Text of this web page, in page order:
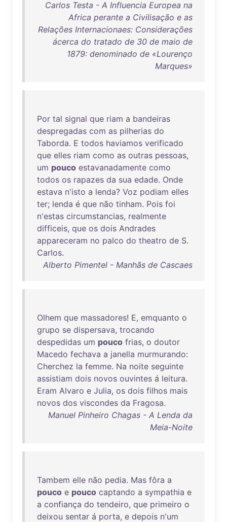
Carlos Testa - A Influencia Europea na
Africa perante a Civilisação e as
Relações Internacionaes: Considerações
ácerca do tratado de 30 de maio de
1879: denominado de «Lourenço
Marques»
Por tal signal que riam a bandeiras
despregadas com as pilherias do
Taborda. E todos haviamos verificado
que elles riam como as outras pessoas,
um pouco estavanadamente como
todos os rapazes da sua edade. Onde
estava n'isto a lenda? Voz podiam elles
ter; lenda é que não tinham. Pois foi
n'estas circumstancias, realmente
difficeis, que os dois Andrades
appareceram no palco do theatro de S.
Carlos.
Alberto Pimentel - Manhãs de Cascaes
Olhem que massadores! E, emquanto o
grupo se dispersava, trocando
despedidas um pouco frias, o doutor
Macedo fechava a janella murmurando:
Cherchez la femme. Na noite seguinte
assistiam dois novos ouvintes á leitura.
Eram Alvaro e Julia, os dois filhos mais
novos dos viscondes da Fragosa.
Manuel Pinheiro Chagas - A Lenda da
Meia-Noite
Tambem elle não pedia. Mas fôra a
pouco e pouco captando a sympathia e
a confiança do tendeiro, que primeiro o
deixou sentar á porta, e depois n'um